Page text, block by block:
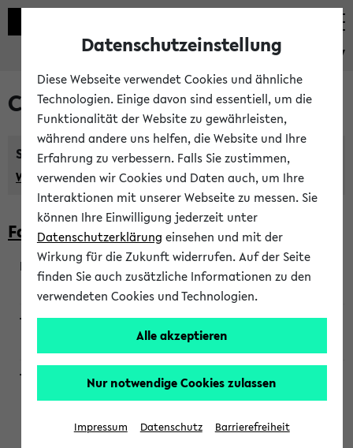
eKVV
Courses taught in English
Semester:
WiSe 2026/2027 SoSe 2026 Previous...
Faculty of Biology
200923
Wendisch, Peters-Wendisch, Stegelmann
Projektmodul "Bakterielle Biotechnologie"
Persönliche Anmeldung beim Veranstalter ist unbedingt
Datenschutzeinstellung
Diese Webseite verwendet Cookies und ähnliche
Technologien. Einige davon sind essentiell, um die
Funktionalität der Website zu gewährleisten,
während andere uns helfen, die Website und Ihre
Erfahrung zu verbessern. Falls Sie zustimmen,
verwenden wir Cookies und Daten auch, um Ihre
Interaktionen mit unserer Webseite zu messen. Sie
können Ihre Einwilligung jederzeit unter
Datenschutzerklärung einsehen und mit der
Wirkung für die Zukunft widerrufen. Auf der Seite
finden Sie auch zusätzliche Informationen zu den
verwendeten Cookies und Technologien.
Alle akzeptieren
Nur notwendige Cookies zulassen
Impressum Datenschutz Barrierefreiheit